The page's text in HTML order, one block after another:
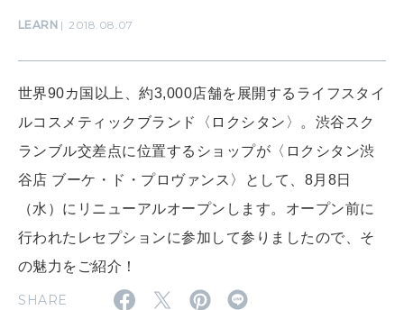
MAGAZINE
2026年9月号「北海道 おいしく遊ぶ、夏のご褒美旅。」
2026年7月号「鎌倉 ローカルが 教えてくれた 本当の歩き方。」
2026年5月号「“大好き”に出会いに。韓国」
MAGAZINE MOOK
FOLLOW US!
LEARN 2018.08.07
世界90カ国以上、約3,000店舗を展開するライフスタイ
ルコスメティックブランド〈ロクシタン〉。渋谷スク
ランブル交差点に位置するショップが〈ロクシタン渋
谷店 ブーケ・ド・プロヴァンス〉として、8月8日
（水）にリニューアルオープンします。オープン前に
行われたレセプションに参加して参りましたので、そ
の魅力をご紹介！
SHARE